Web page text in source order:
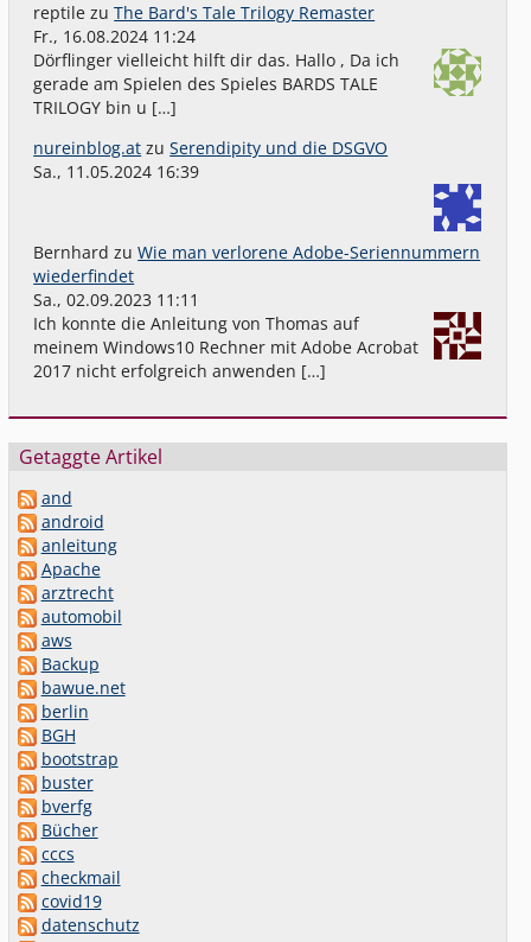
reptile zuThe Bard's Tale Trilogy Remaster
Fr., 16.08.2024 11:24
Dörflinger vielleicht hilft dir das. Hallo , Da ich
gerade am Spielen des Spieles BARDS TALE
TRILOGY bin u […]
nureinblog.at zuSerendipity und die DSGVO
Sa., 11.05.2024 16:39
Bernhard zuWie man verlorene Adobe-Seriennummern
wiederfindet
Sa., 02.09.2023 11:11
Ich konnte die Anleitung von Thomas auf
meinem Windows10 Rechner mit Adobe Acrobat
2017 nicht erfolgreich anwenden […]
Getaggte Artikel
and
android
anleitung
Apache
arztrecht
automobil
aws
Backup
bawue.net
berlin
BGH
bootstrap
buster
bverfg
Bücher
cccs
checkmail
covid19
datenschutz